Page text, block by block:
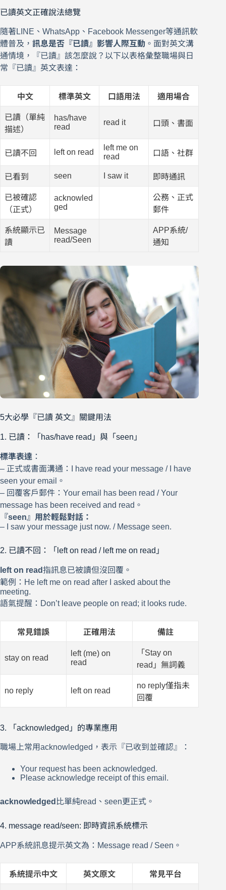
已讀英文正確說法總覽
隨著LINE、WhatsApp、Facebook Messenger等通訊軟
體普及， 訊息是否『已讀』影響人際互動 。面對英文溝
通情境，『已讀』該怎麼說？以下以表格彙整職場與日
常『已讀』英文表達：
中文 標準英文 口語用法 適用場合
已讀（單純
描述）
has/have
read
read it 口頭、書面
已讀不回 left on read
left me on
read
口語、社群
已看到 seen I saw it 即時通訊
已被確認
（正式）
acknowled
ged
公務、正式
郵件
系統顯示已
讀
Message
read/Seen
APP系統/
通知
5大必學『已讀 英文』關鍵用法
1. 已讀：「has/have read」與「seen」
標準表達 ：
– 正式或書面溝通：I have read your message / I have
seen your email。
– 回覆客戶郵件：Your email has been read / Your
message has been received and read。
『seen』用於輕鬆對話：
– I saw your message just now. / Message seen.
2. 已讀不回：「left on read / left me on read」
left on read指訊息已被讀但沒回覆。
範例：He left me on read after I asked about the
meeting.
語氣提醒：Don’t leave people on read; it looks rude.
常見錯誤 正確用法 備註
stay on read
left (me) on
read
「Stay on
read」無詞義
no reply left on read
no reply僅指未
回覆
3. 「acknowledged」的專業應用
職場上常用acknowledged，表示『已收到並確認』：
Your request has been acknowledged.
Please acknowledge receipt of this email.
acknowledged 比單純read、seen更正式。
4. message read/seen: 即時資訊系統標示
APP系統訊息提示英文為：Message read / Seen。
系統提示中文 英文原文 常見平台